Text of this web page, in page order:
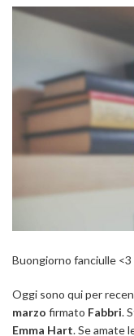
Buongiorno fanciulle <3
Oggi sono qui per
marzo firmato Fabbri.
Emma Hart. Se amate